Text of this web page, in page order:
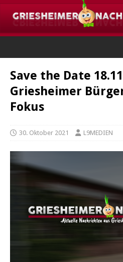
Save the Date
Griesheimer
Fokus
30. Oktober 2021 L9MEDIEN